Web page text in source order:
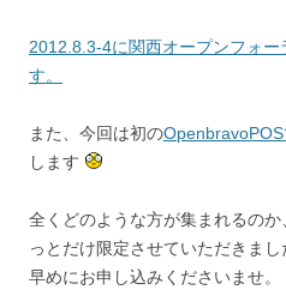
2012.8.3-4に関西オープンフォー
す。
また、今回は初の
します
全くどのような方が集まれるの
っとだけ限定させていただきま
早めにお申し込みくださいませ。